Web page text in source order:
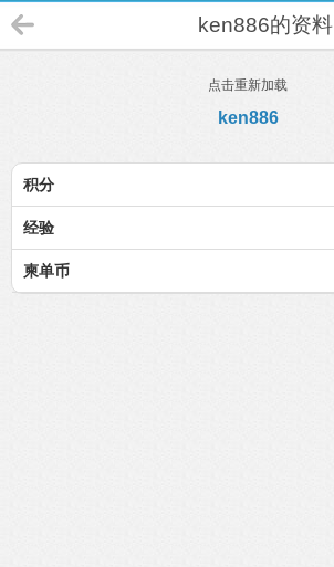
ken886的资料
点击重新加载
ken886
积分
经验
柬单币